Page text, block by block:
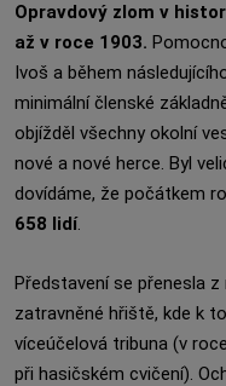
Opravdový zlom v
až v roce 1903.
Ivoš a během
minimální členské
objížděl všechny okolní
nové a nové herce. Byl
dovídáme, že počátkem
658 lidí.
Představení se přenesla
zatravněné hřiště, kde k
víceúčelová tribuna (v
při hasičském cvičení).